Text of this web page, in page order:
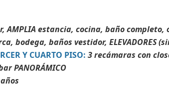
AMPLIA estancia, cocina, baño completo,
bodega, baños vestidor, ELEVADORES
Y CUARTO PISO: 3 recámaras con
PANORÁMICO